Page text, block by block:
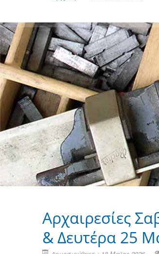
Αρχαιρεσίες
& Δευτέρα 25